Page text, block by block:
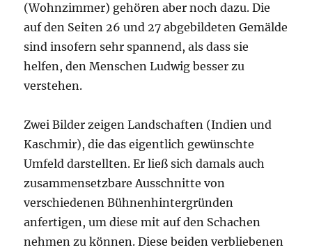
(Wohnzimmer) gehören aber noch dazu. Die
auf den Seiten 26 und 27 abgebildeten Gemälde
sind insofern sehr spannend, als dass sie
helfen, den Menschen Ludwig besser zu
verstehen.
Zwei Bilder zeigen Landschaften (Indien und
Kaschmir), die das eigentlich gewünschte
Umfeld darstellten. Er ließ sich damals auch
zusammensetzbare Ausschnitte von
verschiedenen Bühnenhintergründen
anfertigen, um diese mit auf den Schachen
nehmen zu können. Diese beiden verbliebenen